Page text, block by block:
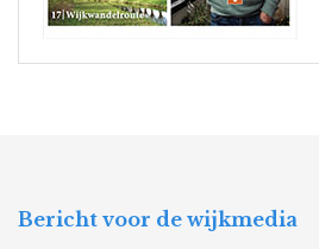
Bericht voor de wijkmedia